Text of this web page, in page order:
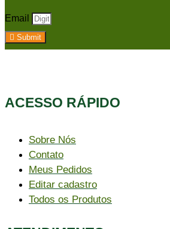
Email
Submit
ACESSO RÁPIDO​
Sobre Nós
Contato
Meus Pedidos
Editar cadastro
Todos os Produtos